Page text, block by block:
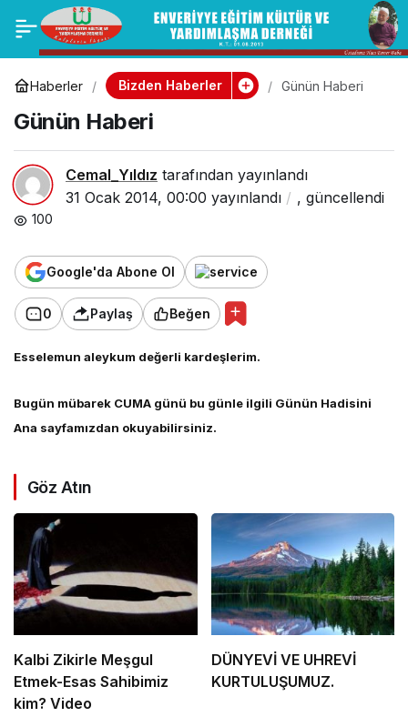
Haberler Bizden Haberler Günün Haberi
Günün Haberi
Cemal_Yıldız tarafından yayınlandı
31 Ocak 2014, 00:00 yayınlandı , güncellendi
100
Google'da Abone Ol
0 Paylaş Beğen
Esselemun aleykum değerli kardeşlerim.
Bugün mübarek CUMA günü bu günle ilgili Günün Hadisini
Ana sayfamızdan okuyabilirsiniz.
Göz Atın
Kalbi Zikirle Meşgul
Etmek-Esas Sahibimiz
kim? Video
DÜNYEVİ VE UHREVİ
KURTULUŞUMUZ.
Günün Haberi 0 Paylaş